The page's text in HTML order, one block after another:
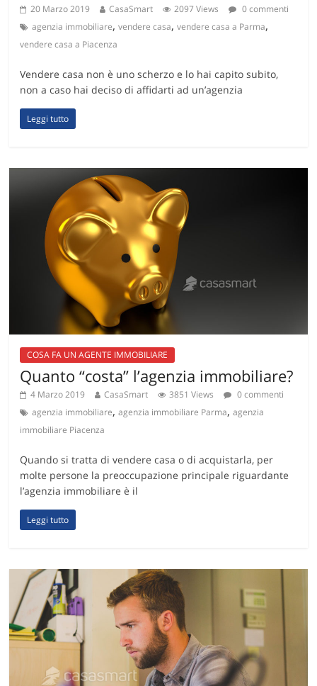
20 Marzo 2019 CasaSmart 2097 Views
0 commenti
agenzia immobiliare,vendere casa,vendere casa a Parma,
vendere casa a Piacenza
Vendere casa non è uno scherzo e lo hai capito subito,
non a caso hai deciso di affidarti ad un’agenzia
Leggi tutto
COSA FA UN AGENTE IMMOBILIARE
Quanto “costa” l’agenzia immobiliare?
4 Marzo 2019 CasaSmart 3851 Views
0 commenti
agenzia immobiliare,agenzia immobiliare Parma,agenzia
immobiliare Piacenza
Quando si tratta di vendere casa o di acquistarla, per
molte persone la preoccupazione principale riguardante
l’agenzia immobiliare è il
Leggi tutto